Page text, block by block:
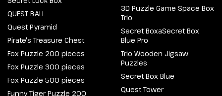
QUEST BALL
Quest Pyramid
Pirate's Treasure Chest
Fox Puzzle 200 pieces
Fox Puzzle 300 pieces
Fox Puzzle 500 pieces
Funny Tiger Puzzle 200
3D Puzzle Game Space Box
Trio
Secret BoxaSecret Box
Blue Pro
Trio Wooden Jigsaw
Puzzles
Secret Box Blue
Quest Tower